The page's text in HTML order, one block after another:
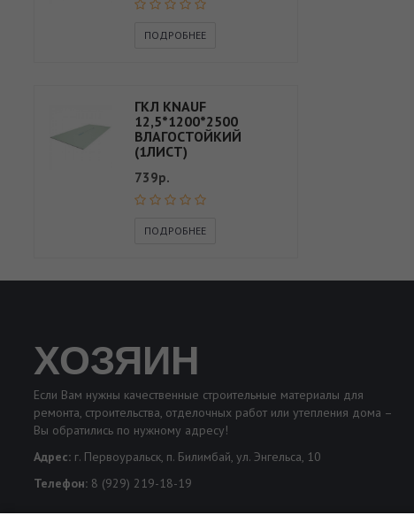
ПОДРОБНЕЕ
ГКЛ KNAUF
12,5*1200*2500
ВЛАГОСТОЙКИЙ
(1ЛИСТ)
739р.
ПОДРОБНЕЕ
ХОЗЯИН
Если Вам нужны качественные строительные материалы для
ремонта, строительства, отделочных работ или утепления дома –
Вы обратились по нужному адресу!
Адрес: г. Первоуральск, п. Билимбай, ул. Энгельса, 10
Телефон: 8 (929) 219-18-19